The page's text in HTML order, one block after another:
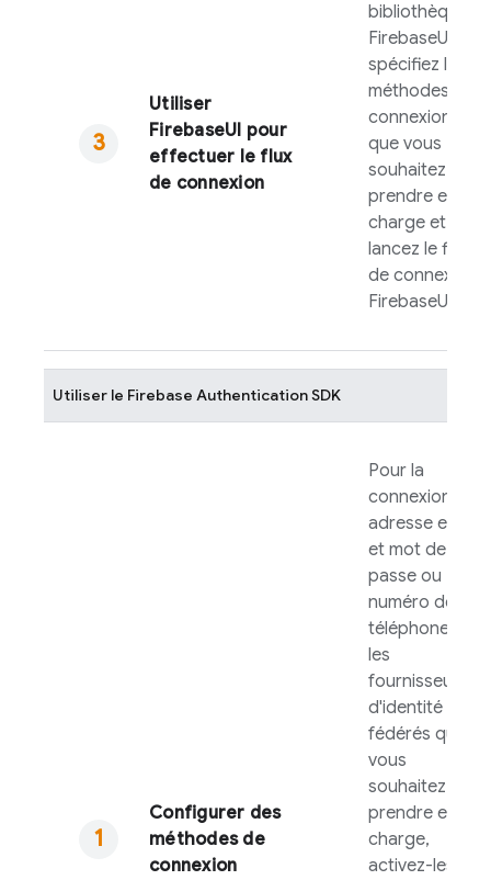
Utiliser
FirebaseUI pour
effectuer le flux
de connexion
bibliothèque
FirebaseUI
spécifiez les
méthodes de
connexion
que vous
souhaitez
prendre en
charge et
lancez le flux
de connexion
FirebaseUI
Utiliser le Firebase AuthenticationSDK
Configurer des
méthodes de
connexion
Pour la
connexion par
adresse e-mail
et mot de
passe ou
numéro de
téléphone et
les
fournisseurs
d'identité
fédérés que
vous
souhaitez
prendre en
charge,
activez-les